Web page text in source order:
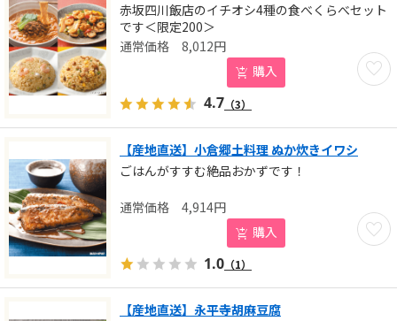
赤坂四川飯店のイチオシ4種の食べくらべセット
です＜限定200＞
お気
8,012円
購入
4.7 （3）
【産地直送】小倉郷土料理 ぬか炊きイワシ
ごはんがすすむ絶品おかずです！
お気
4,914円
購入
1.0 （1）
【産地直送】永平寺胡麻豆腐